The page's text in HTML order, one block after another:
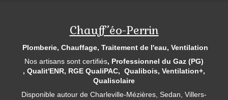
Chauff’éo-Perrin
Plomberie, Chauffage, Traitement de l'eau, Ventilation
Nos artisans sont certifiés, Professionnel du Gaz (PG)
, Qualit'ENR, RGE QualiPAC, Qualibois, Ventilation+,
Qualisolaire
Disponible autour de Charleville-Mézières, Sedan, Villers-